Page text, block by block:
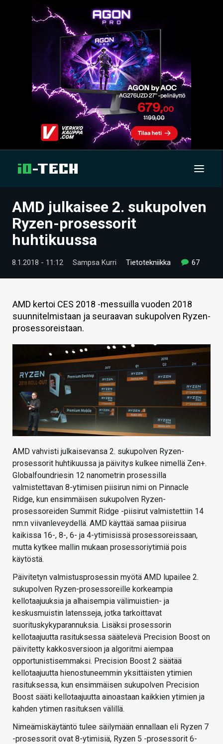
UUTISET
ARTIKKELIT
VIDEOT
TECHBBS
TIETOA
HINTA.FI
VAIHDA TEEMA
HAKU
AMD julkaisee 2. sukupolven
Ryzen-prosessorit
huhtikuussa
8.1.2018 - 11:12 Sampsa Kurri Tietotekniikka 67
AMD kertoi CES 2018 -messuilla vuoden 2018
suunnitelmistaan ja seuraavan sukupolven Ryzen-
prosessoreistaan.
AMD vahvisti julkaisevansa 2. sukupolven Ryzen-
prosessorit huhtikuussa ja päivitys kulkee nimellä Zen+.
Globalfoundriesin 12 nanometrin prosessilla
valmistettavan 8-ytimisen piisirun nimi on Pinnacle
Ridge, kun ensimmäisen sukupolven Ryzen-
prosessoreiden Summit Ridge -piisirut valmistettiin 14
nm:n viivanleveydellä. AMD käyttää samaa piisirua
kaikissa 16-, 8-, 6- ja 4-ytimisissä prosessoreissaan,
mutta kytkee mallin mukaan prosessoriytimiä pois
käytöstä.
Päivitetyn valmistusprosessin myötä AMD lupailee 2.
sukupolven Ryzen-prosessoreille korkeampia
kellotaajuuksia ja alhaisempia välimuistien- ja
keskusmuistin latensseja, jotka tarkoittavat
suorituskykyparannuksia. Lisäksi prosessorin
kellotaajuutta rasituksessa säätelevä Precision Boost on
päivitetty kakkosversioon ja algoritmi aiempaa
opportunistisemmaksi. Precision Boost 2 säätää
kellotaajuutta hienostuneemmin yksittäisten ytimien
rasituksessa, kun ensimmäisen sukupolven Precision
Boost sääti kellotaajuutta ainoastaan kaikkien ytimien ja
kahden ytimen rasituksen välillä.
Nimeämiskäytäntö tulee säilymään ennallaan eli Ryzen 7
-prosessorit ovat 8-ytimisiä, Ryzen 5 -prosessorit 6-